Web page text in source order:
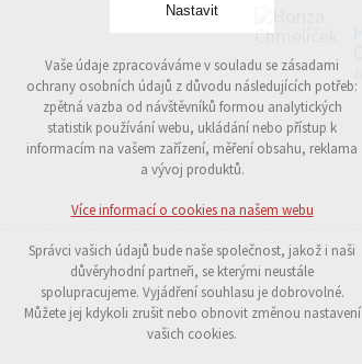
Nastavit
Technická cookies
nutná pro provozování webu
udržení kontextu stránek (session): případná
přihlášení, volby jazyka, apod.
Volitelná cookies
analytická pro anonymizované vyhodnocení
návštěvnosti
marketingová cookies (Google)
Více informací o cookies na našem webu
Vaše údaje zpracováváme v souladu se zásadami
ochrany osobních údajů z důvodu následujících potřeb:
zpětná vazba od návštěvníků formou analytických
statistik používání webu, ukládání nebo přístup k
informacím na vašem zařízení, měření obsahu, reklama
a vývoj produktů.
Více informací o cookies na našem webu
Správci vašich údajů bude naše společnost, jakož i naši
důvěryhodní partneři, se kterými neustále
spolupracujeme. Vyjádření souhlasu je dobrovolné.
Můžete jej kdykoli zrušit nebo obnovit změnou nastavení
vašich cookies.